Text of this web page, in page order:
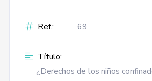
Ref.: 69
Título:
¿Derechos de los niños